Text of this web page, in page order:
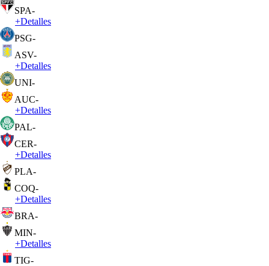
SPA-
+Detalles
PSG-
ASV-
+Detalles
UNI-
AUC-
+Detalles
PAL-
CER-
+Detalles
PLA-
COQ-
+Detalles
BRA-
MIN-
+Detalles
TIG-